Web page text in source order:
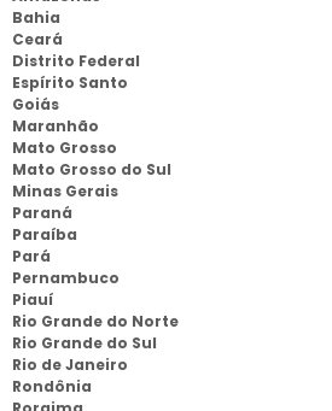
Bahia
Ceará
Distrito Federal
Espírito Santo
Goiás
Maranhão
Mato Grosso
Mato Grosso do Sul
Minas Gerais
Paraná
Paraíba
Pará
Pernambuco
Piauí
Rio Grande do Norte
Rio Grande do Sul
Rio de Janeiro
Rondônia